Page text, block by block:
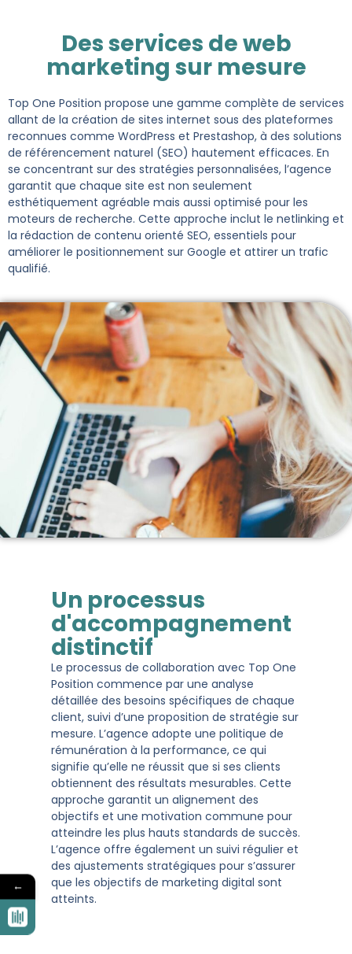
Des services de web
marketing sur mesure
Top One Position propose une gamme complète de services
allant de la création de sites internet sous des plateformes
reconnues comme WordPress et Prestashop, à des solutions
de référencement naturel (SEO) hautement efficaces. En
se concentrant sur des stratégies personnalisées, l’agence
garantit que chaque site est non seulement
esthétiquement agréable mais aussi optimisé pour les
moteurs de recherche. Cette approche inclut le netlinking et
la rédaction de contenu orienté SEO, essentiels pour
améliorer le positionnement sur Google et attirer un trafic
qualifié​.
Un processus
d'accompagnement
distinctif
Le processus de collaboration avec Top One
Position commence par une analyse
détaillée des besoins spécifiques de chaque
client, suivi d’une proposition de stratégie sur
mesure. L’agence adopte une politique de
rémunération à la performance, ce qui
signifie qu’elle ne réussit que si ses clients
obtiennent des résultats mesurables. Cette
approche garantit un alignement des
objectifs et une motivation commune pour
atteindre les plus hauts standards de succès.
L’agence offre également un suivi régulier et
des ajustements stratégiques pour s’assurer
que les objectifs de marketing digital sont
atteints​​.
←